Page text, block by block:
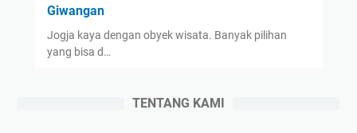
Giwangan
Jogja kaya dengan obyek wisata. Banyak pilihan
yang bisa d…
TENTANG KAMI